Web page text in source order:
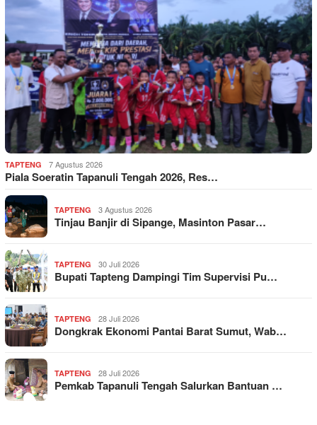
TAPTENG 7 Agustus 2026
Piala Soeratin Tapanuli Tengah 2026, Res…
TAPTENG 3 Agustus 2026
Tinjau Banjir di Sipange, Masinton Pasar…
TAPTENG 30 Juli 2026
Bupati Tapteng Dampingi Tim Supervisi Pu…
TAPTENG 28 Juli 2026
Dongkrak Ekonomi Pantai Barat Sumut, Wab…
TAPTENG 28 Juli 2026
Pemkab Tapanuli Tengah Salurkan Bantuan …